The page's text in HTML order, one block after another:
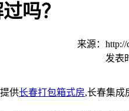
吗？
来源：http://
发表
供长春打包箱式房,长春集成